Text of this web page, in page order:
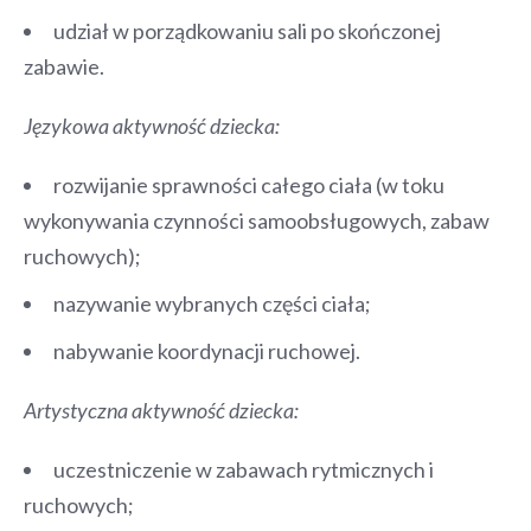
udział w porządkowaniu sali po skończonej
zabawie.
Językowa aktywność dziecka:
rozwijanie sprawności całego ciała (w toku
wykonywania czynności samoobsługowych, zabaw
ruchowych);
nazywanie wybranych części ciała;
nabywanie koordynacji ruchowej.
Artystyczna aktywność dziecka:
uczestniczenie w zabawach rytmicznych i
ruchowych;